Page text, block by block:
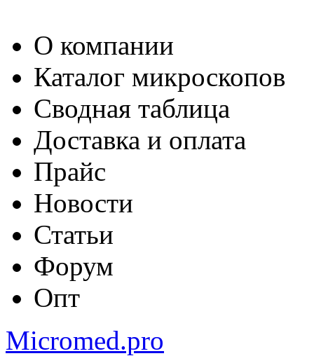
О компании
Каталог микроскопов
Сводная таблица
Доставка и оплата
Прайс
Новости
Статьи
Форум
Опт
Micromed.pro